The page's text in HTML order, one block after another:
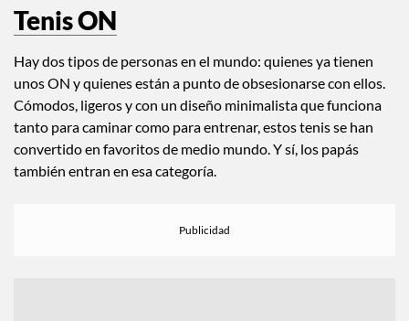
Tenis ON
Hay dos tipos de personas en el mundo: quienes ya tienen
unos ON y quienes están a punto de obsesionarse con ellos.
Cómodos, ligeros y con un diseño minimalista que funciona
tanto para caminar como para entrenar, estos tenis se han
convertido en favoritos de medio mundo. Y sí, los papás
también entran en esa categoría.